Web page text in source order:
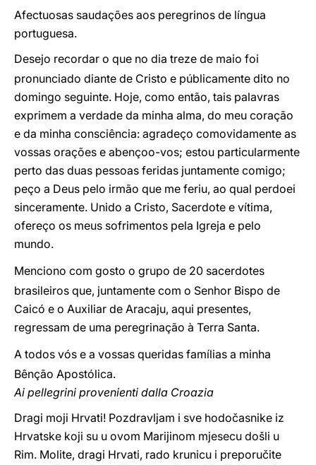
Afectuosas saudações aos peregrinos de língua
portuguesa.
Desejo recordar o que no dia treze de maio foi
pronunciado diante de Cristo e públicamente dito no
domingo seguinte. Hoje, como então, tais palavras
exprimem a verdade da minha alma, do meu coração
e da minha consciência: agradeço comovidamente as
vossas orações e abençoo-vos; estou particularmente
perto das duas pessoas feridas juntamente comigo;
peço a Deus pelo irmão que me feriu, ao qual perdoei
sinceramente. Unido a Cristo, Sacerdote e vítima,
ofereço os meus sofrimentos pela Igreja e pelo
mundo.
Menciono com gosto o grupo de 20 sacerdotes
brasileiros que, juntamente com o Senhor Bispo de
Caicó e o Auxiliar de Aracaju, aqui presentes,
regressam de uma peregrinação à Terra Santa.
A todos vós e a vossas queridas famílias a minha
Bênção Apostólica.
Ai pellegrini provenienti dalla Croazia
Dragi moji Hrvati! Pozdravljam i sve hodočasnike iz
Hrvatske koji su u ovom Marijinom mjesecu došli u
Rim. Molite, dragi Hrvati, rado krunicu i preporučite